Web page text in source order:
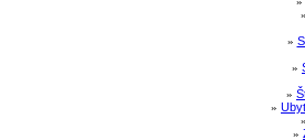
»
»
»
»
»